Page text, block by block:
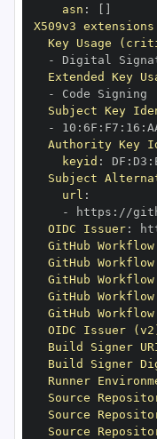
asn :
X509v3 extensions
Key Usage
-
Extended Key
-
Subject Key
-
10 : 6F : F7 : 16 :
Authority Key
keyid : DF : D3 :
Subject
url :
-
https : //
OIDC Issuer:
GitHub
GitHub Workflow
GitHub Workflow
GitHub
GitHub
OIDC Issuer
Build Signer
Build Signer
Runner
Source
Source
Source